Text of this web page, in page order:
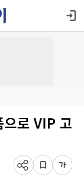
로 VIP 고